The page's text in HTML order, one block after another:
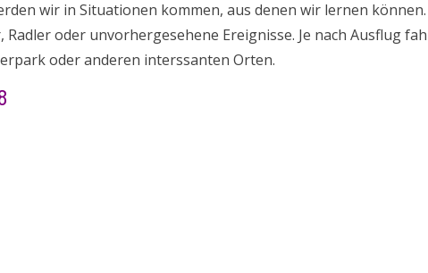
wir in Situationen kommen, aus denen wir lernen
oder unvorhergesehene Ereignisse. Je nach Ausflug
oder anderen interssanten Orten.